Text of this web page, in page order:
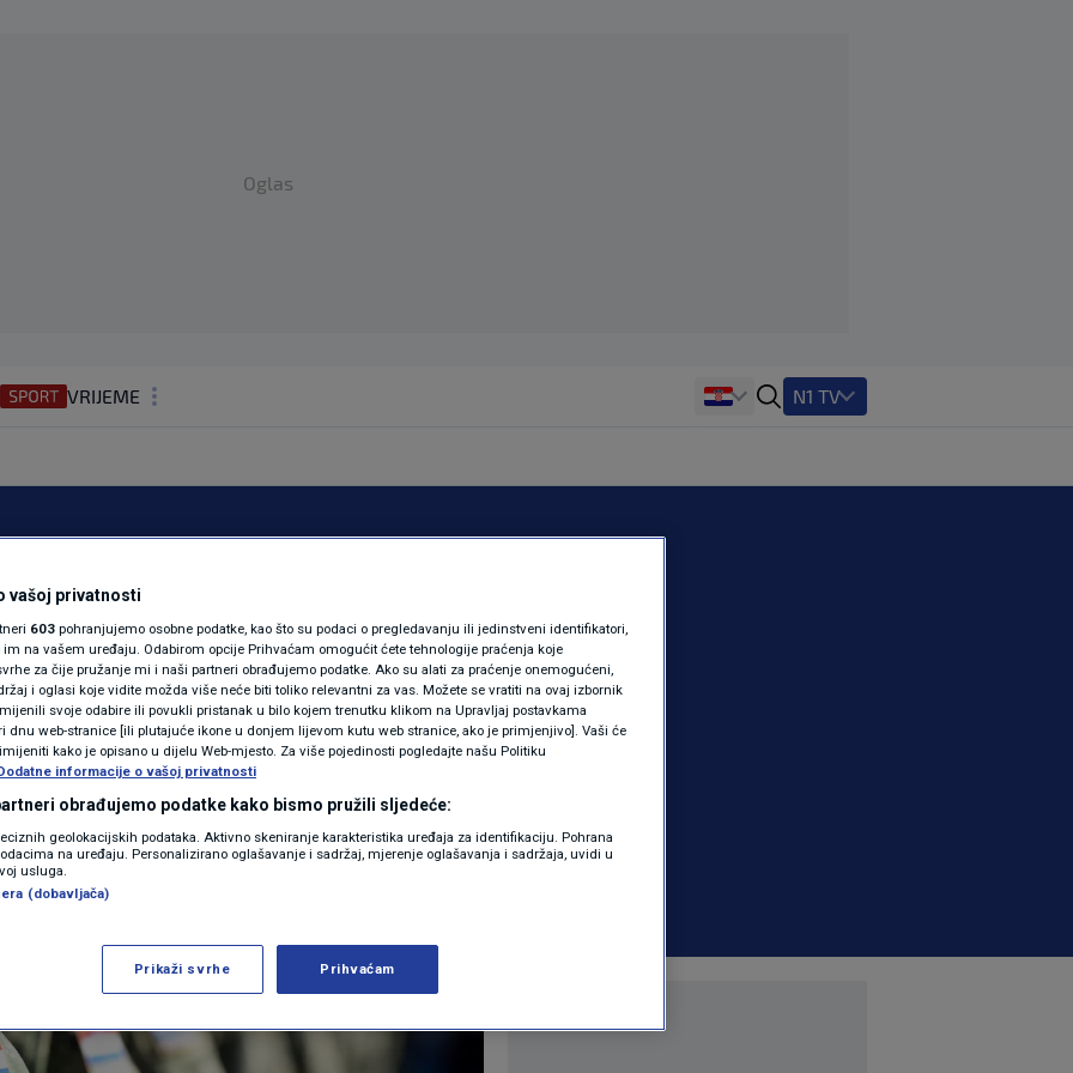
Oglas
VRIJEME
REGIJA
MAGAZIN
KOLUMNE
N1(DIS)INFO
KLIMATSKE PROMJENE
FOTO
VIDEO
N1 TV
Evo koliko je
priziv savjesti
1 komentar
Više
vašoj privatnosti
603 pohranjujemo osobne podatke, kao što su podaci o pregledavanju ili jedinstveni identifikatori,
na vašem uređaju. Odabirom opcije Prihvaćam omogućit ćete tehnologije praćenja koje
za čije pružanje mi i naši partneri obrađujemo podatke. Ako su alati za praćenje onemogućeni,
i oglasi koje vidite možda više neće biti toliko relevantni za vas. Možete se vratiti na ovaj izbornik
svoje odabire ili povukli pristanak u bilo kojem trenutku klikom na Upravljaj postavkama
dnu web-stranice [ili plutajuće ikone u donjem lijevom kutu web stranice, ako je primjenjivo]. Vaši će
kako je opisano u dijelu Web-mjesto. Za više pojedinosti pogledajte našu Politiku
informacije o vašoj privatnosti
obrađujemo podatke kako bismo pružili sljedeće:
geolokacijskih podataka. Aktivno skeniranje karakteristika uređaja za identifikaciju. Pohrana
na uređaju. Personalizirano oglašavanje i sadržaj, mjerenje oglašavanja i sadržaja, uvidi u
usluga.
(dobavljača)
Prikaži svrhe Prihvaćam